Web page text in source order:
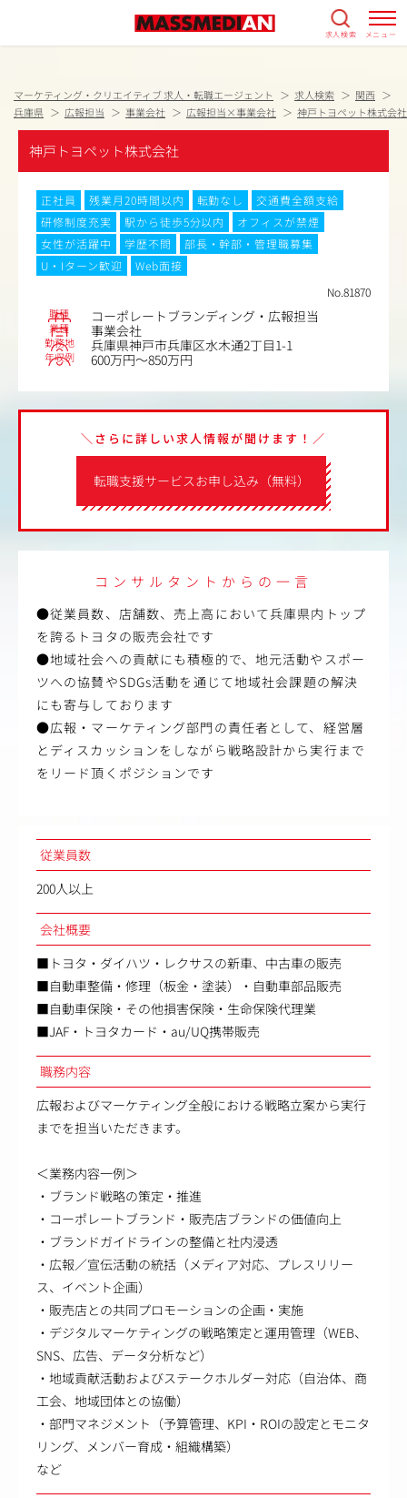
求人検索 メニュー
マーケティング・クリエイティブ 求人・転職エージェント 求人検索
関西
兵庫県
広報担当 事業会社 広報担当×事業会社 神戸トヨペット株式会社
神戸トヨペット株式会社
正社員 残業月20時間以内 転勤なし
交通費全額支給
研修制度充実
駅から徒歩5分以内
オフィスが禁煙
女性が活躍中
学歴不問
部長・幹部・管理職募集
U・Iターン歓迎
Web面接
No.81870
職種 コーポレートブランディング・広報担当
業種 事業会社
勤務地 兵庫県神戸市兵庫区水木通2丁目1-1
年収例 600万円～850万円
転職支援サービスお申し込み（無料）
＼さらに詳しい求人情報が聞けます！／
コンサルタントからの一言
●従業員数、店舗数、売上高において兵庫県内トップ
を誇るトヨタの販売会社です
●地域社会への貢献にも積極的で、地元活動やスポー
ツへの協賛やSDGs活動を通じて地域社会課題の解決
にも寄与しております
●広報・マーケティング部門の責任者として、経営層
とディスカッションをしながら戦略設計から実行まで
をリード頂くポジションです
従業員数
200人以上
会社概要
■トヨタ・ダイハツ・レクサスの新車、中古車の販売
■自動車整備・修理（板金・塗装）・自動車部品販売
■自動車保険・その他損害保険・生命保険代理業
■JAF・トヨタカード・au/UQ携帯販売
職務内容
広報およびマーケティング全般における戦略立案から実行
までを担当いただきます。
＜業務内容一例＞
・ブランド戦略の策定・推進
・コーポレートブランド・販売店ブランドの価値向上
・ブランドガイドラインの整備と社内浸透
・広報／宣伝活動の統括（メディア対応、プレスリリー
ス、イベント企画）
・販売店との共同プロモーションの企画・実施
・デジタルマーケティングの戦略策定と運用管理（WEB、
SNS、広告、データ分析など）
・地域貢献活動およびステークホルダー対応（自治体、商
工会、地域団体との協働）
・部門マネジメント（予算管理、KPI・ROIの設定とモニタ
リング、メンバー育成・組織構築）
など